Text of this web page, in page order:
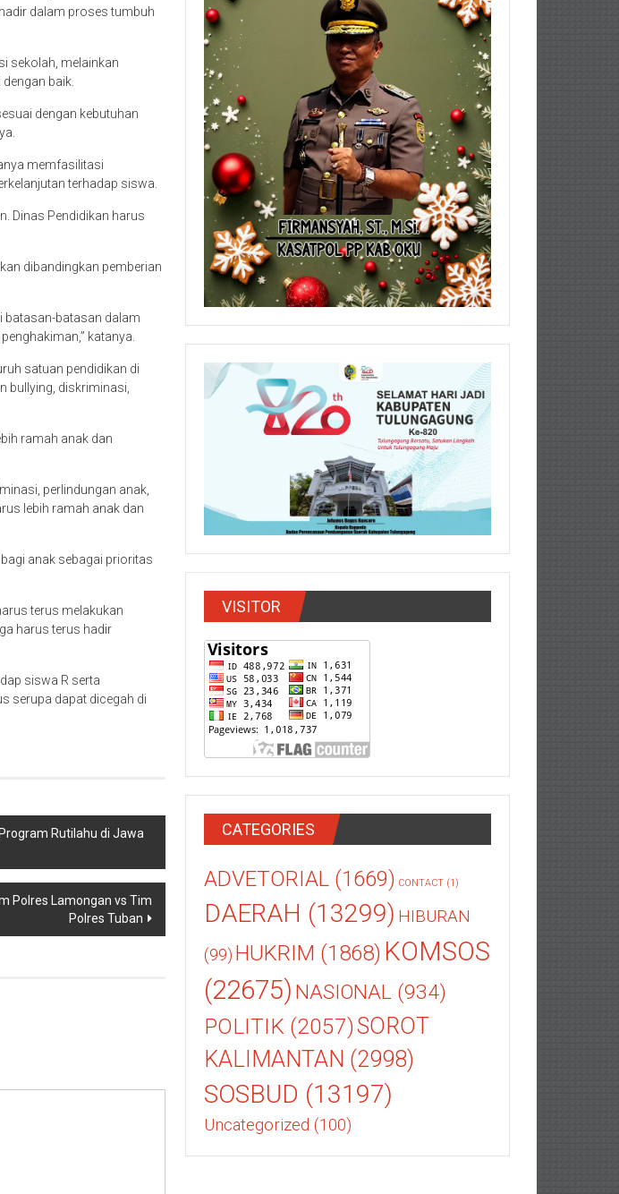
dalam proses tumbuh
sekolah, melainkan
baik.
dengan kebutuhan
memfasilitasi
terhadap siswa.
Dinas Pendidikan harus
dibandingkan pemberian
batasan-batasan dalam
katanya.
satuan pendidikan di
bullying, diskriminasi,
ramah anak dan
perlindungan anak,
lebih ramah anak dan
anak sebagai prioritas
terus melakukan
harus terus hadir
siswa R serta
serupa dapat dicegah di
Rutilahu di Jawa
Polres Lamongan vs Tim
Polres Tuban
VISITOR
CATEGORIES
ADVETORIAL (1669) CONTACT (1)
DAERAH (13299) HIBURAN
(99) HUKRIM (1868) KOMSOS
(22675) NASIONAL (934)
POLITIK (2057)SOROT
KALIMANTAN (2998)
SOSBUD (13197)
Uncategorized (100)